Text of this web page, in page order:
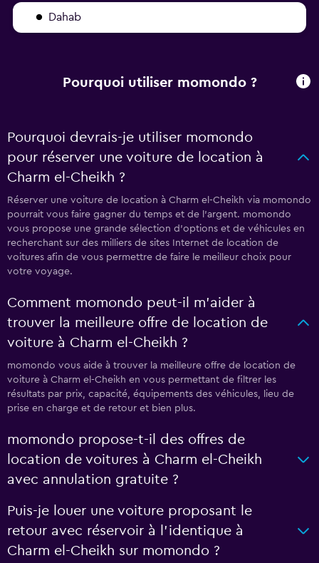
Dahab
Pourquoi utiliser momondo ?
Pourquoi devrais-je utiliser momondo
pour réserver une voiture de location à
Charm el-Cheikh ?
Réserver une voiture de location à Charm el-Cheikh via momondo
pourrait vous faire gagner du temps et de l'argent. momondo
vous propose une grande sélection d'options et de véhicules en
recherchant sur des milliers de sites Internet de location de
voitures afin de vous permettre de faire le meilleur choix pour
votre voyage.
Comment momondo peut-il m’aider à
trouver la meilleure offre de location de
voiture à Charm el-Cheikh ?
momondo vous aide à trouver la meilleure offre de location de
voiture à Charm el-Cheikh en vous permettant de filtrer les
résultats par prix, capacité, équipements des véhicules, lieu de
prise en charge et de retour et bien plus.
momondo propose-t-il des offres de
location de voitures à Charm el-Cheikh
avec annulation gratuite ?
Puis-je louer une voiture proposant le
retour avec réservoir à l’identique à
Charm el-Cheikh sur momondo ?